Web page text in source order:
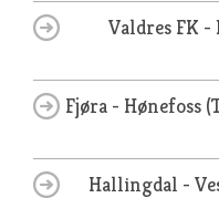
Valdres FK -
Fjøra - Hønefoss
Hallingdal -